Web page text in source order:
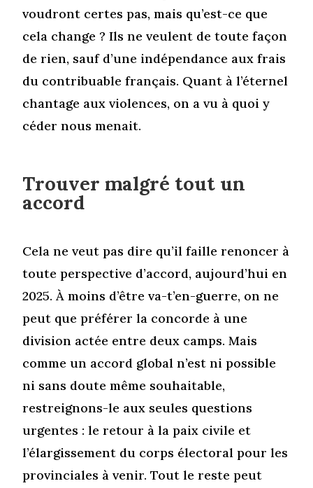
voudront certes pas, mais qu’est-ce que
cela change ? Ils ne veulent de toute façon
de rien, sauf d’une indépendance aux frais
du contribuable français. Quant à l’éternel
chantage aux violences, on a vu à quoi y
céder nous menait.
Trouver malgré tout un
accord
Cela ne veut pas dire qu’il faille renoncer à
toute perspective d’accord, aujourd’hui en
2025. À moins d’être va-t’en-guerre, on ne
peut que préférer la concorde à une
division actée entre deux camps. Mais
comme un accord global n’est ni possible
ni sans doute même souhaitable,
restreignons-le aux seules questions
urgentes : le retour à la paix civile et
l’élargissement du corps électoral pour les
provinciales à venir. Tout le reste peut